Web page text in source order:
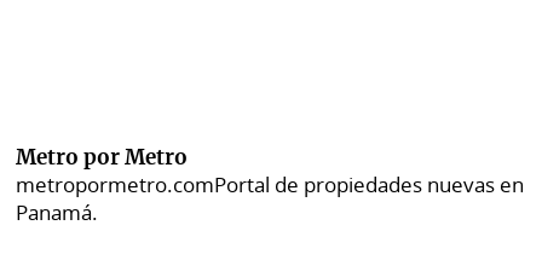
Metro por Metro
metropormetro.comPortal de propiedades nuevas en
Panamá.